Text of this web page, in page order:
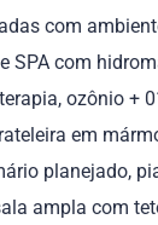
com
SPA com
ozônio +
em
planejado,
ampla com